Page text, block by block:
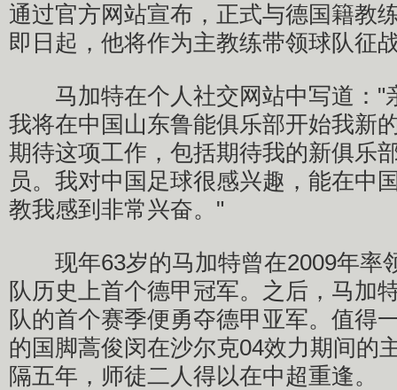
通过官方网站宣布，正式与德国籍教
即日起，他将作为主教练带领球队征
马加特在个人社交网站中写道："
我将在中国山东鲁能俱乐部开始我新
期待这项工作，包括期待我的新俱乐
员。我对中国足球很感兴趣，能在中
教我感到非常兴奋。"
现年63岁的马加特曾在2009年率
队历史上首个德甲冠军。之后，马加
队的首个赛季便勇夺德甲亚军。值得
的国脚蒿俊闵在沙尔克04效力期间的
隔五年，师徒二人得以在中超重逢。